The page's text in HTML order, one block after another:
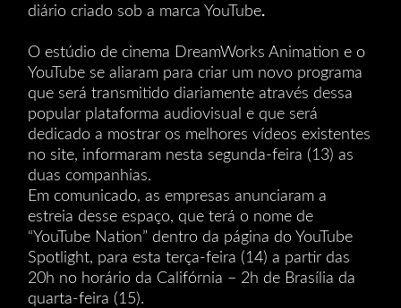
diário criado sob a marca YouTube.
O estúdio de cinema DreamWorks Animation e o
YouTube se aliaram para criar um novo programa
que será transmitido diariamente através dessa
popular plataforma audiovisual e que será
dedicado a mostrar os melhores vídeos existentes
no site, informaram nesta segunda-feira (13) as
duas companhias.
Em comunicado, as empresas anunciaram a
estreia desse espaço, que terá o nome de
“YouTube Nation” dentro da página do YouTube
Spotlight, para esta terça-feira (14) a partir das
20h no horário da Califórnia – 2h de Brasília da
quarta-feira (15).